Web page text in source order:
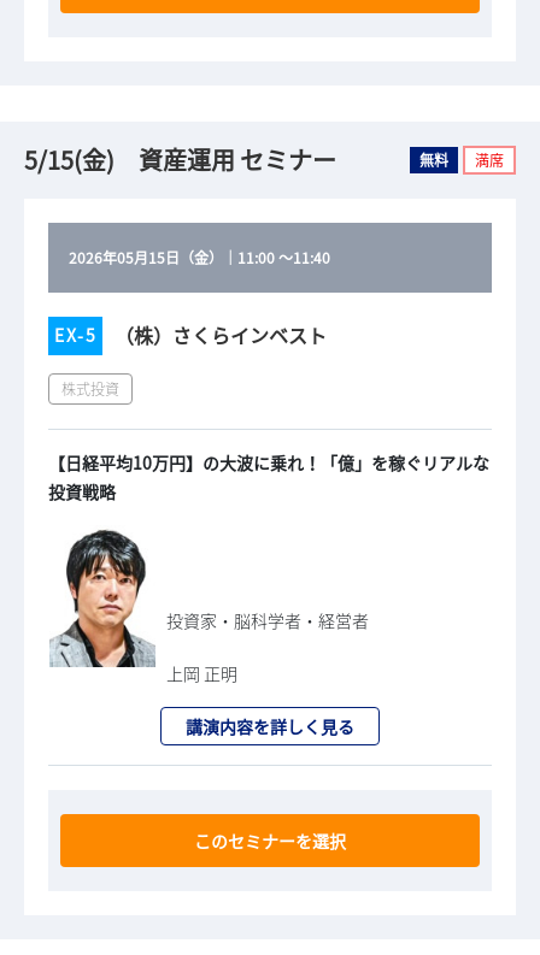
5/15(金) 資産運用 セミナー 無料 満席
2026年05月15日（金） ｜ 11:00～11:40
EX-5 （株）さくらインベスト
株式投資
【日経平均10万円】の大波に乗れ！「億」を稼ぐリアルな
投資戦略
投資家・脳科学者・経営者
上岡 正明
講演内容を詳しく見る
このセミナーを選択